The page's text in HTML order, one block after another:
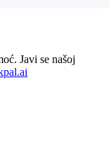
Javi se našoj